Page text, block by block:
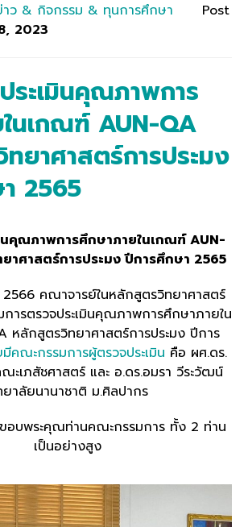
าว & กิจกรรม & ทุนการศึกษา
Post
2023
ระเมินคุณภาพการ
นเกณฑ์ AUN-QA
ยาศาสตร์การประมง
2565
นคุณภาพการศึกษาภายในเกณฑ์AUN-
าศาสตร์การประมง ปีการศึกษา 2565
คณาจารย์ในหลักสูตรวิทยาศาสตร์
การตรวจประเมินคุณภาพการศึกษาภายใน
หลักสูตรวิทยาศาสตร์การประมง ปีการ
คณะกรรมการผู้ตรวจประเมิน คือ ผศ.ดร.
เภสัชศาสตร์ และ อ.ดร.อมรา วีระวัฒน์
ยาลัยนานาชาติ ม.ศิลปากร
อบพระคุณท่านคณะกรรมการ ทั้ง 2 ท่าน
เป็นอย่างสูง